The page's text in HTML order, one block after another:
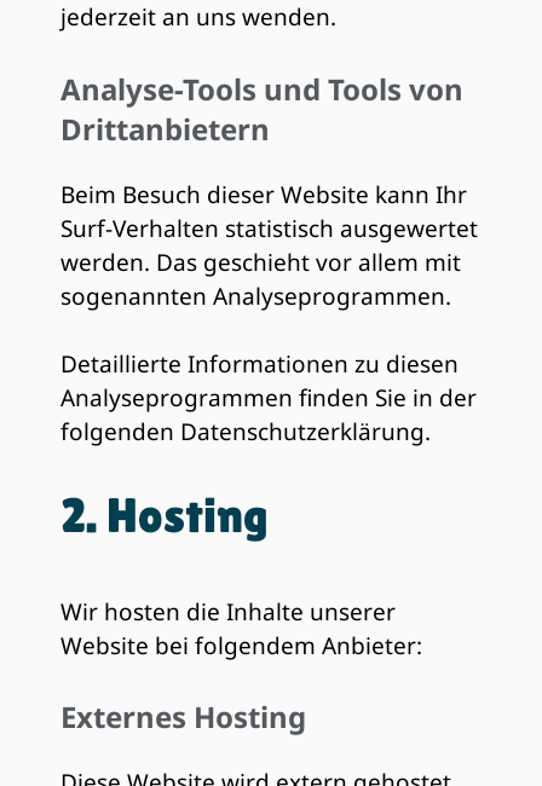
jederzeit an uns wenden.
Analyse-Tools und Tools von
Dritt­anbietern
Beim Besuch dieser Website kann Ihr
Surf-Verhalten statistisch ausgewertet
werden. Das geschieht vor allem mit
sogenannten Analyseprogrammen.
Detaillierte Informationen zu diesen
Analyseprogrammen finden Sie in der
folgenden Datenschutzerklärung.
2. Hosting
Wir hosten die Inhalte unserer
Website bei folgendem Anbieter:
Externes Hosting